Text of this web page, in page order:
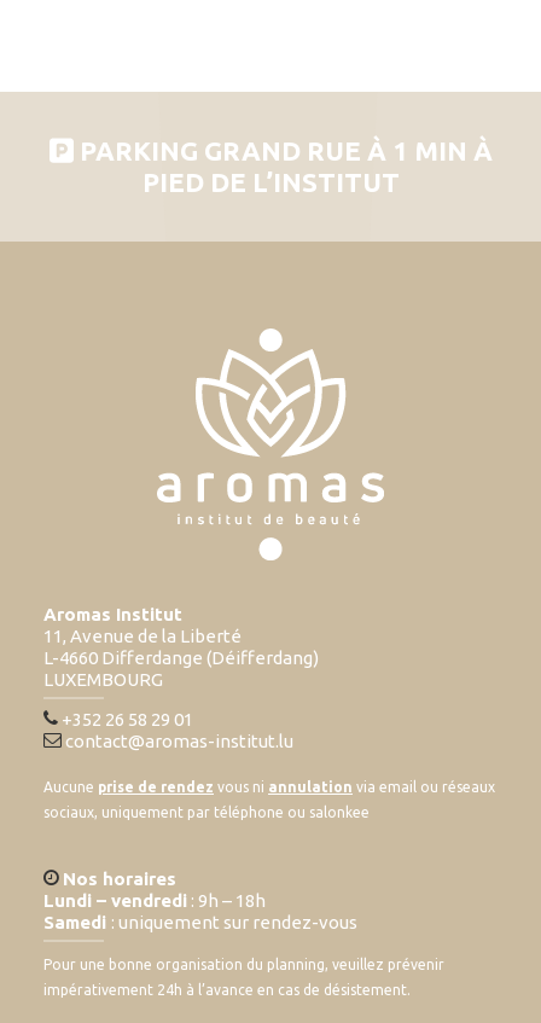
PARKING GRAND RUE À 1 MIN À
PIED DE L’INSTITUT
Aromas Institut
11, Avenue de la Liberté
L-4660 Differdange (Déifferdang)
LUXEMBOURG
+352 26 58 29 01
contact@aromas-institut.lu
Aucune prise de rendez vous ni annulation via email ou réseaux
sociaux, uniquement par téléphone ou salonkee
Nos horaires
Lundi – vendredi : 9h – 18h
Samedi : uniquement sur rendez-vous
Pour une bonne organisation du planning, veuillez prévenir
impérativement 24h à l’avance en cas de désistement.